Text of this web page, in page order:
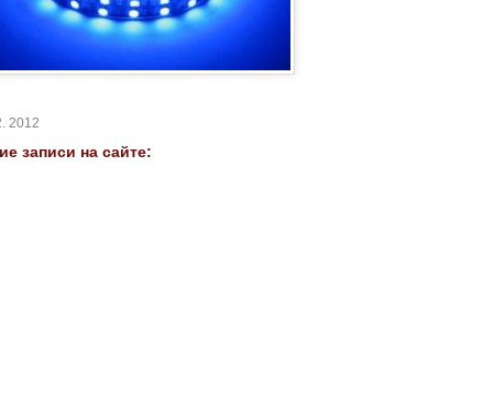
2012
записи на сайте: